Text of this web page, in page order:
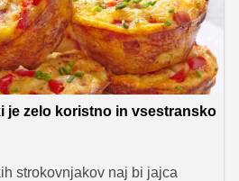
v spodnjih vrsticah.
teknejo?
je zelo koristno in vsestransko
strokovnjakov naj bi jajca